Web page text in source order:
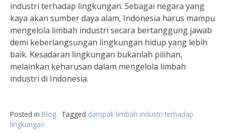
industri terhadap lingkungan. Sebagai negara yang
kaya akan sumber daya alam, Indonesia harus mampu
mengelola limbah industri secara bertanggung jawab
demi keberlangsungan lingkungan hidup yang lebih
baik. Kesadaran lingkungan bukanlah pilihan,
melainkan keharusan dalam mengelola limbah
industri di Indonesia.
Posted in Blog Tagged dampak limbah industri terhadap
lingkungan